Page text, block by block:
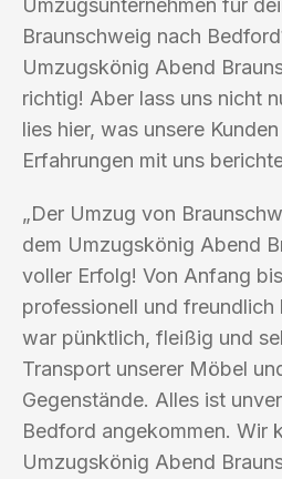
Umzugsunternehmen für
Braunschweig nach
Umzugskönig Abend
richtig! Aber lass uns nicht
lies hier, was unsere
Erfahrungen mit uns
„Der Umzug von
dem Umzugskönig Abend
voller Erfolg! Von Anfang
professionell und freundlich
war pünktlich, fleißig und
Transport unserer Möbel
Gegenstände. Alles ist
Bedford angekommen. Wir
Umzugskönig Abend